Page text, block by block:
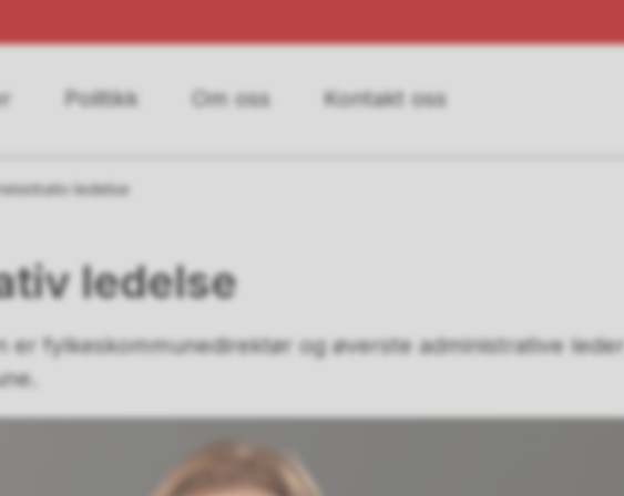
Politikk Om oss Kontakt oss
ledelse
ledelse
er fylkeskommunedirektør og øverste administrative leder i